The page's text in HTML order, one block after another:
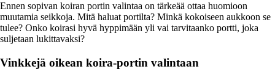
Ennen sopivan koiran portin valintaa on tärkeää ottaa huomioon
muutamia seikkoja. Mitä haluat portilta? Minkä kokoiseen aukkoon se
tulee? Onko koirasi hyvä hyppimään yli vai tarvitaanko portti, joka
suljetaan lukittavaksi?
Vinkkejä oikean koira-portin valintaan